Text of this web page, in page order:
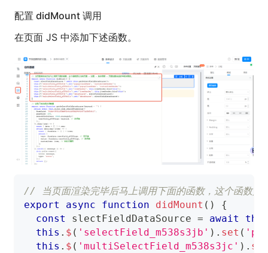
配置 didMount 调用
在页面 JS 中添加下述函数。
// 当页面渲染完毕后马上调用下面的函数，这个函数
export
async function didMount ( )
{
const
slectFieldDataSource = await
this . $ ( 'selectField_m538s3jb' ) . set (
this . $ ( 'multiSelectField_m538s3jc' ) .